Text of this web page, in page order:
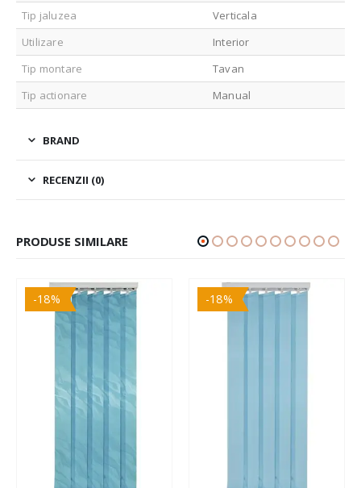
Tip jaluzea
Verticala
Utilizare
Interior
Tip montare
Tavan
Tip actionare
Manual
BRAND
RECENZII (0)
PRODUSE SIMILARE
-18% -18%